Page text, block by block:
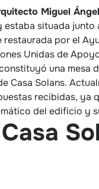
Miguel
situada junto
por el
Unidas de
una mesa
Casa Solans.
recibidas, ya
del edificio y